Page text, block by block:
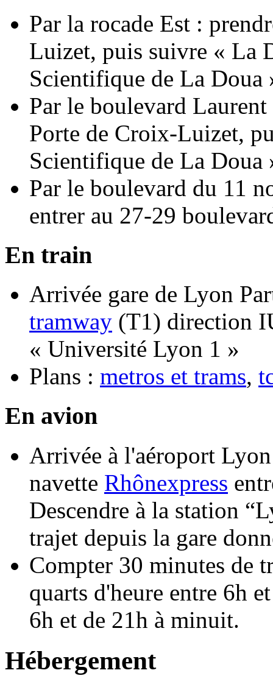
Par la rocade Est :
Luizet, puis suivre « La
Scientifique de La Doua
Par le boulevard
Porte de Croix-Luizet,
Scientifique de La Doua
Par le boulevard du 11
entrer au 27-29
En train
Arrivée gare de Lyon
tramway (T1) direction
« Université Lyon 1 »
Plans : metros et trams,
En avion
Arrivée à l'aéroport
navette Rhônexpress
Descendre à la station
trajet depuis la gare
Compter 30 minutes de
quarts d'heure entre 6h
6h et de 21h à minuit.
Hébergement